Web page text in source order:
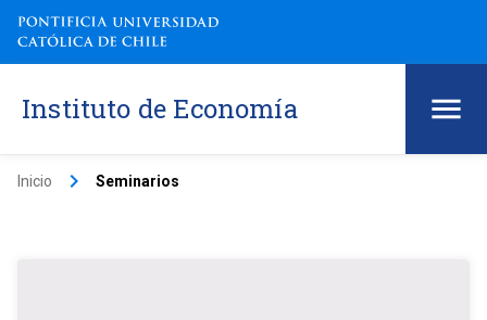
Instituto de Economía
Inicio keyboard_arrow_right Seminarios